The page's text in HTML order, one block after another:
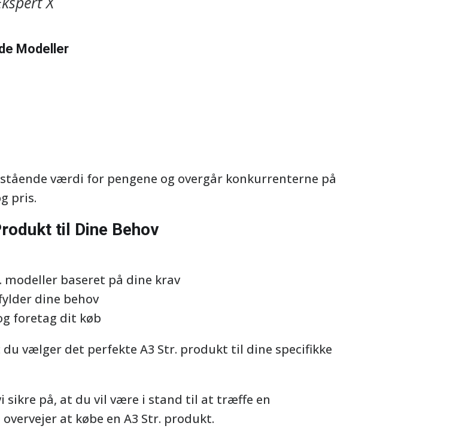
Modeller
værdi for pengene og overgår konkurrenterne på
pris.
til Dine Behov
modeller baseret på dine krav
dine behov
foretag dit køb
vælger det perfekte A3 Str. produkt til dine specifikke
sikre på, at du vil være i stand til at træffe en
at købe en A3 Str. produkt.